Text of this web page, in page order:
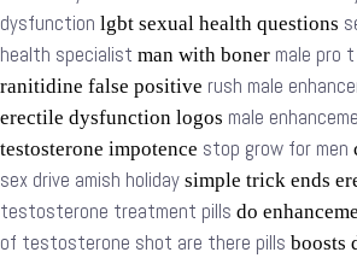
dysfunction lgbt sexual health questions
health specialist man with boner male pro
ranitidine false positive rush male
erectile dysfunction logos male
testosterone impotence stop grow for men
sex drive amish holiday simple trick ends
testosterone treatment pills do
of testosterone shot are there pills boosts